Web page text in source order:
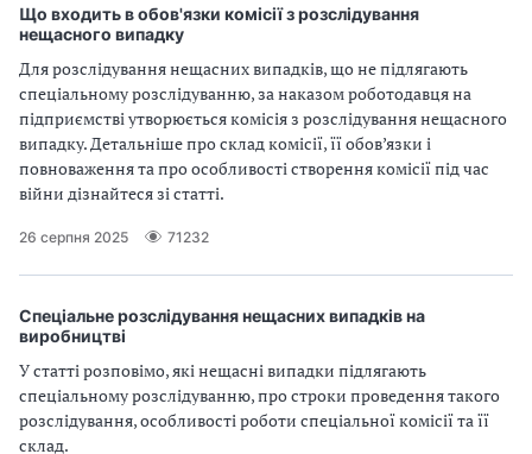
Що входить в обов'язки комісії з розслідування
нещасного випадку
Для розслідування нещасних випадків, що не підлягають
спеціальному розслідуванню, за наказом роботодавця на
підприємстві утворюється комісія з розслідування нещасного
випадку. Детальніше про склад комісії, її обов’язки і
повноваження та про особливості створення комісії під час
війни дізнайтеся зі статті.
26 серпня 2025 71232
Спеціальне розслідування нещасних випадків на
виробництві
У статті розповімо, які нещасні випадки підлягають
спеціальному розслідуванню, про строки проведення такого
розслідування, особливості роботи спеціальної комісії та її
склад.
и
С
У
О
П
б
л
а